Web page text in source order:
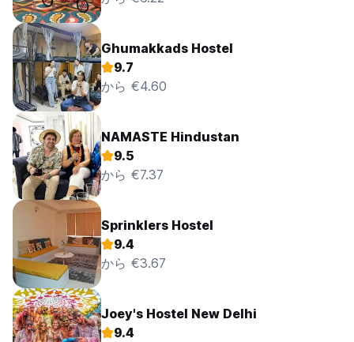
Ghumakkads Hostel
9.7
から €4.60
NAMASTE Hindustan
9.5
から €7.37
Sprinklers Hostel
9.4
から €3.67
Joey's Hostel New Delhi
9.4